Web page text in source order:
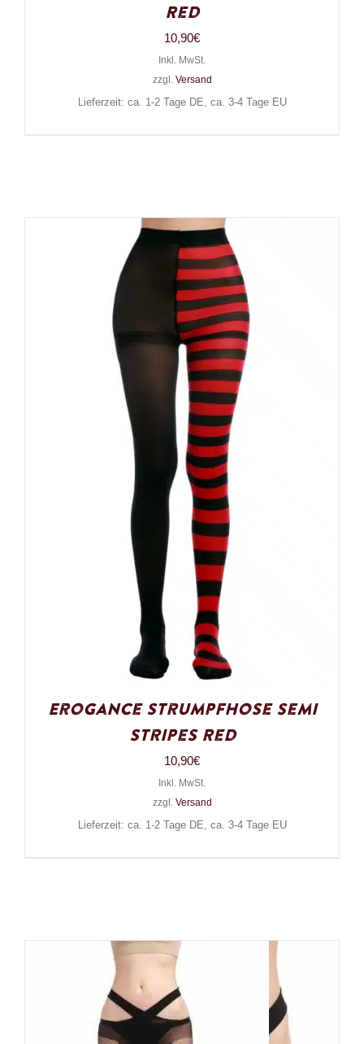
Red
10,90€
Inkl. MwSt.
zzgl. Versand
Lieferzeit: ca. 1-2 Tage DE, ca. 3-4 Tage EU
Erogance Strumpfhose Semi
Stripes Red
10,90€
Inkl. MwSt.
zzgl. Versand
Lieferzeit: ca. 1-2 Tage DE, ca. 3-4 Tage EU